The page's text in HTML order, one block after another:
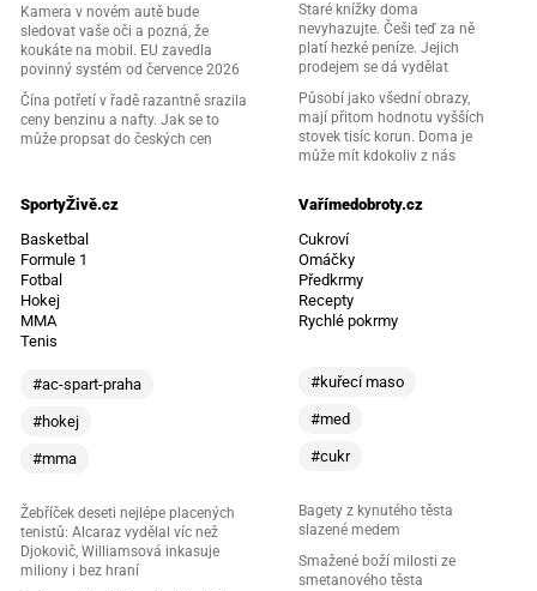
Kamera v novém autě bude
sledovat vaše oči a pozná, že
koukáte na mobil. EU zavedla
povinný systém od července 2026
Čína potřetí v řadě razantně srazila
ceny benzinu a nafty. Jak se to
může propsat do českých cen
Staré knížky doma
nevyhazujte. Češi teď za ně
platí hezké peníze. Jejich
prodejem se dá vydělat
Působí jako všední obrazy,
mají přitom hodnotu vyšších
stovek tisíc korun. Doma je
může mít kdokoliv z nás
SportyŽivě.cz
Basketbal
Formule 1
Fotbal
Hokej
MMA
Tenis
#ac-spart-praha
#hokej
#mma
Žebříček deseti nejlépe placených
tenistů: Alcaraz vydělal víc než
Djokovič, Williamsová inkasuje
miliony i bez hraní
Vařímedobroty.cz
Cukroví
Omáčky
Předkrmy
Recepty
Rychlé pokrmy
#kuřecí maso
#med
#cukr
Bagety z kynutého těsta
slazené medem
Smažené boží milosti ze
smetanového těsta